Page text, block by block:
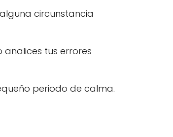
circunstancia
tus errores
periodo de calma.